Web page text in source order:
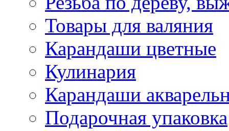
Товары для валяния
Карандаши цветные
Кулинария
Карандаши
Подарочная упаковка